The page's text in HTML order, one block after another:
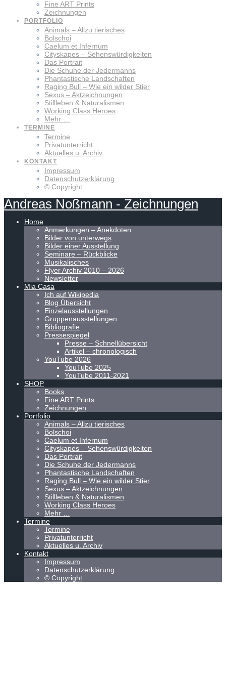
Fine ART Prints
Zeichnungen
PORTFOLIO
Animals – Allzu tierisches
Bolschoi
Caelum et Infernum
Cityskapes – Sehenswürdigkeiten
Das Portrait
Die Schuhe der Jedermanns
Phantastische Landschaften
Raging Bull – Wie ein wilder Stier
Sexus – Aktzeichnungen
Stillleben & Naturalismen
Working Class Heroes
Mehr …
TERMINE
Termine
Privatunterricht
Aktuelles u. Archiv
KONTAKT
Impressum
Datenschutzerklärung
© Copyright
Andreas Noßmann - Zeichnungen
Home
Anmerkungen – Anekdoten
Bilder von unterwegs
Bilder einer Ausstellung
Seminare – Rückblicke
Musikalisches
Flyer Archiv 2010 – 2026
Newsletter
Mia Casa
Ich auf Wikipedia
Blog Übersicht
Einzelausstellungen
Gruppenausstellungen
Bibliografie
Pressespiegel
Presse – Schnellübersicht
Artikel – chronologisch
YouTube 2026
YouTube 2025
YouTube 2011-2021
SHOP
Books
Fine ART Prints
Zeichnungen
Portfolio
Animals – Allzu tierisches
Bolschoi
Caelum et Infernum
Cityskapes – Sehenswürdigkeiten
Das Portrait
Die Schuhe der Jedermanns
Phantastische Landschaften
Raging Bull – Wie ein wilder Stier
Sexus – Aktzeichnungen
Stillleben & Naturalismen
Working Class Heroes
Mehr …
Termine
Termine
Privatunterricht
Aktuelles u. Archiv
Kontakt
Impressum
Datenschutzerklärung
© Copyright